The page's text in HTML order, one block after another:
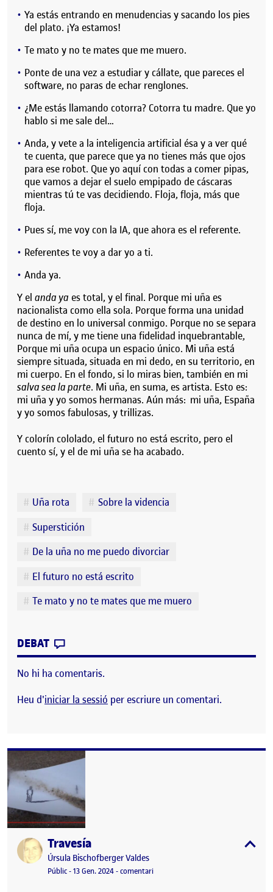
Ya estás entrando en menudencias y sacando los pies
del plato. ¡Ya estamos!
Te mato y no te mates que me muero.
Ponte de una vez a estudiar y cállate, que pareces el
software, no paras de echar renglones.
¿Me estás llamando cotorra? Cotorra tu madre. Que yo
hablo si me sale del…
Anda, y vete a la inteligencia artificial ésa y a ver qué
te cuenta, que parece que ya no tienes más que ojos
para ese robot. Que yo aquí con todas a comer pipas,
que vamos a dejar el suelo empipado de cáscaras
mientras tú te vas decidiendo. Floja, floja, más que
floja.
Pues sí, me voy con la IA, que ahora es el referente.
Referentes te voy a dar yo a ti.
Anda ya.
Y el anda ya es total, y el final. Porque mi uña es
nacionalista como ella sola. Porque forma una unidad
de destino en lo universal conmigo. Porque no se separa
nunca de mí, y me tiene una fidelidad inquebrantable,
Porque mi uña ocupa un espacio único. Mi uña está
siempre situada, situada en mi dedo, en su territorio, en
mi cuerpo. En el fondo, si lo miras bien, también en mi
salva sea la parte. Mi uña, en suma, es artista. Esto es:
mi uña y yo somos hermanas. Aún más: mi uña, España
y yo somos fabulosas, y trillizas.
Y colorín cololado, el futuro no está escrito, pero el
cuento sí, y el de mi uña se ha acabado.
Etiquetes
Uña rota
Sobre la videncia
Superstición
De la uña no me puedo divorciar
El futuro no está escrito
Te mato y no te mates que me muero
DEBAT
No hi ha comentaris.
Heu d'iniciar la sessió per escriure un comentari.
Publicat perTravesía
Publicat per
Úrsula Bischofberger Valdes
Visibilitat:
Públic-Data de publicació
13 Gen. 202413 gener, 2024 1:42 am
-comentariel Travesía